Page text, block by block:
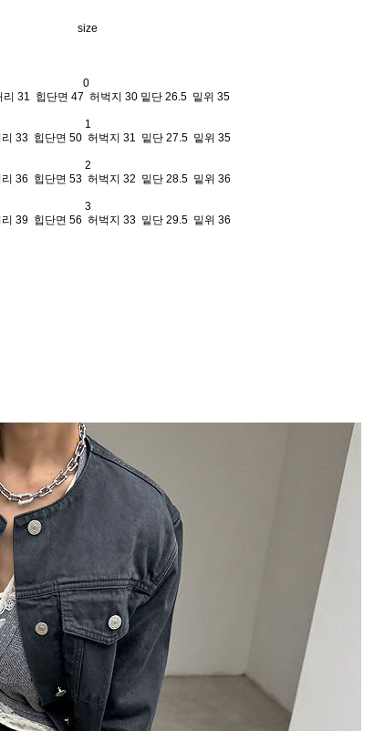
size
0
리 31 힙단면 47 허벅지 30 밑단 26.5 밑위 35
1
리 33 힙단면 50 허벅지 31 밑단 27.5 밑위 35
2
리 36 힙단면 53 허벅지 32 밑단 28.5 밑위 36
3
리 39 힙단면 56 허벅지 33 밑단 29.5 밑위 36